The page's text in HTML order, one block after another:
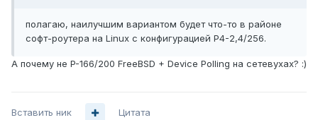
полагаю, наилучшим вариантом будет что-то в районе
софт-роутера на Linux с конфигурацией P4-2,4/256.
А почему не P-166/200 FreeBSD + Device Polling на сетевухах? :)
Вставить ник Цитата